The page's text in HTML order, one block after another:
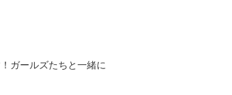
ガールズたちと一緒に